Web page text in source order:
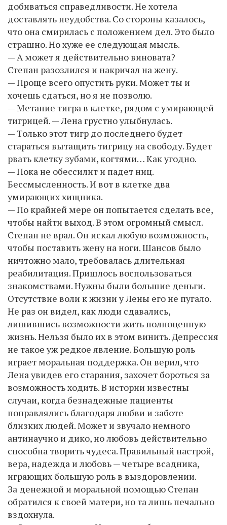
добиваться справедливости. Не хотела
доставлять неудобства. Со стороны казалось,
что она смирилась с положением дел. Это было
страшно. Но хуже ее следующая мысль.
— А может я действительно виновата?
Степан разозлился и накричал на жену.
— Проще всего опустить руки. Может ты и
хочешь сдаться, но я не позволю.
— Метание тигра в клетке, рядом с умирающей
тигрицей. — Лена грустно улыбнулась.
— Только этот тигр до последнего будет
стараться вытащить тигрицу на свободу. Будет
рвать клетку зубами, когтями… Как угодно.
— Пока не обессилит и падет ниц.
Бессмысленность. И вот в клетке два
умирающих хищника.
— По крайней мере он попытается сделать все,
чтобы найти выход. В этом огромный смысл.
Степан не врал. Он искал любую возможность,
чтобы поставить жену на ноги. Шансов было
ничтожно мало, требовалась длительная
реабилитация. Пришлось воспользоваться
знакомствами. Нужны были большие деньги.
Отсутствие воли к жизни у Лены его не пугало.
Не раз он видел, как люди сдавались,
лишившись возможности жить полноценную
жизнь. Нельзя было их в этом винить. Депрессия
не такое уж редкое явление. Большую роль
играет моральная поддержка. Он верил, что
Лена увидев его старания, захочет бороться за
возможность ходить. В истории известны
случаи, когда безнадежные пациенты
поправлялись благодаря любви и заботе
близких людей. Может и звучало немного
антинаучно и дико, но любовь действительно
способна творить чудеса. Правильный настрой,
вера, надежда и любовь — четыре всадника,
играющих большую роль в выздоровлении.
За денежной и моральной помощью Степан
обратился к своей матери, но та лишь печально
вздохнула.